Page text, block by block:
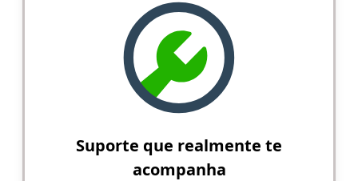
Suporte que realmente te
acompanha